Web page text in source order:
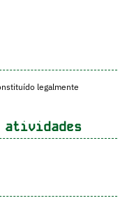
legalmente